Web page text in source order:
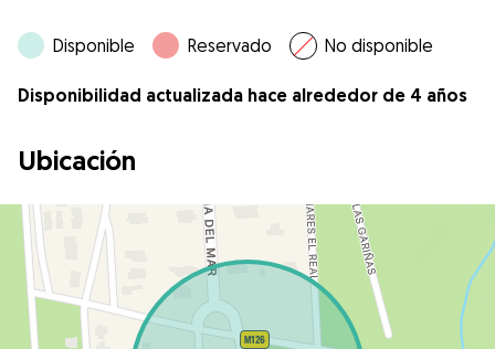
Disponible Reservado No disponible
Disponibilidad actualizada hace alrededor de 4 años
Ubicación